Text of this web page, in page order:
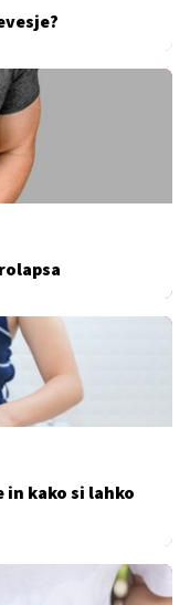
in kako si lahko